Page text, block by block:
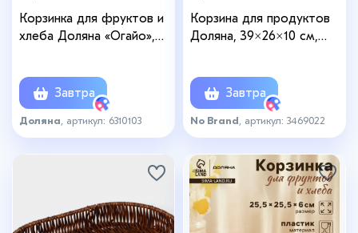
Корзинка для фруктов и
хлеба Доляна «Огайо»,
коричневая
Завтра
Доляна , артикул: 6310103
Корзина для продуктов
Доляна, 39×26×10 см,
Завтра
No Brand , артикул: 3469022